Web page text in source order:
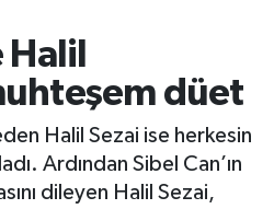
düet
Halil Sezai ise herkesin
Ardından Sibel Can’ın
dileyen Halil Sezai,
ve Fikstür